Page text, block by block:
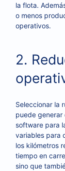
la flota.
o menos
operativos.
2.
Seleccionar la
puede generar
software para
variables para
los kilómetros
tiempo en
sino que